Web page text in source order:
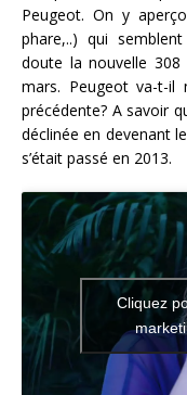
Peugeot. On y
phare,..) qui
doute la nouvelle
mars. Peugeot va-t-
précédente? A savoir
déclinée en devenant
s’était passé en 2013.
Cliquez